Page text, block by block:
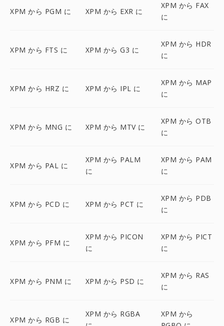
XPM から PGM に XPM から EXR に
XPM から FAX
に
XPM から FTS に XPM から G3 に
XPM から HDR
に
XPM から HRZ に XPM から IPL に
XPM から MAP
に
XPM から MNG に XPM から MTV に
XPM から OTB
に
XPM から PAL に
XPM から PALM
に
XPM から PAM
に
XPM から PCD に XPM から PCT に
XPM から PDB
に
XPM から PFM に
XPM から PICON
に
XPM から PICT
に
XPM から PNM に XPM から PSD に
XPM から RAS
に
XPM から RGB に
XPM から RGBA
XPM から